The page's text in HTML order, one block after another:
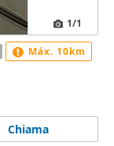
1/1
Chiama
Máx. 10km